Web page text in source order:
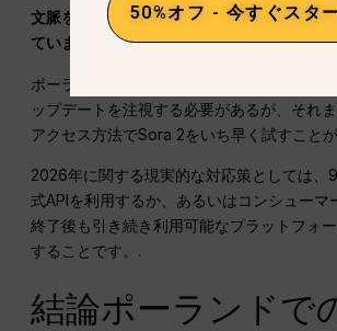
文脈を明確にするため、打ち上げ当時の助
ています：
ポーランドのユーザーは、公式発表やプラ
ップデートを注視する必要があるが、それ
アクセス方法でSora 2をいち早く試すこと
2026年に関する現実的な対応策としては、
式APIを利用するか、あるいはコンシューマ
終了後も引き続き利用可能なプラットフォ
することです。.
結論ポーランドで
50%オフ - 今すぐスタ